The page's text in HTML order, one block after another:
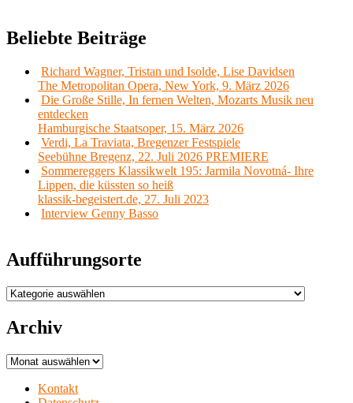
Beliebte Beiträge
Richard Wagner, Tristan und Isolde, Lise Davidsen
The Metropolitan Opera, New York, 9. März 2026
Die Große Stille, In fernen Welten, Mozarts Musik neu
entdecken
Hamburgische Staatsoper, 15. März 2026
Verdi, La Traviata, Bregenzer Festspiele
Seebühne Bregenz, 22. Juli 2026 PREMIERE
Sommereggers Klassikwelt 195: Jarmila Novotná- Ihre
Lippen, die küssten so heiß
klassik-begeistert.de, 27. Juli 2023
Interview Genny Basso
Aufführungsorte
Aufführungsorte
Archiv
Archiv
Kontakt